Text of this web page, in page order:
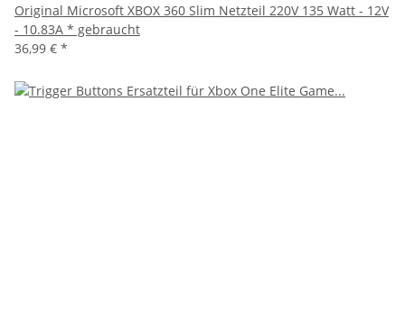
Original Microsoft XBOX 360 Slim Netzteil 220V 135 Watt - 12V
- 10.83A * gebraucht
36,99 € *